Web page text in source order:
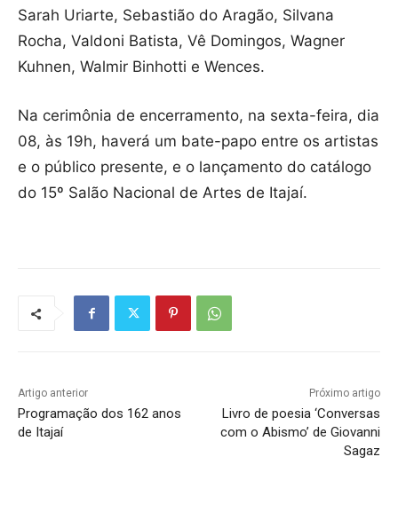
Sarah Uriarte, Sebastião do Aragão, Silvana
Rocha, Valdoni Batista, Vê Domingos, Wagner
Kuhnen, Walmir Binhotti e Wences.
Na cerimônia de encerramento, na sexta-feira, dia
08, às 19h, haverá um bate-papo entre os artistas
e o público presente, e o lançamento do catálogo
do 15º Salão Nacional de Artes de Itajaí.
Artigo anterior
Programação dos 162 anos
de Itajaí
Próximo artigo
Livro de poesia ‘Conversas
com o Abismo’ de Giovanni
Sagaz